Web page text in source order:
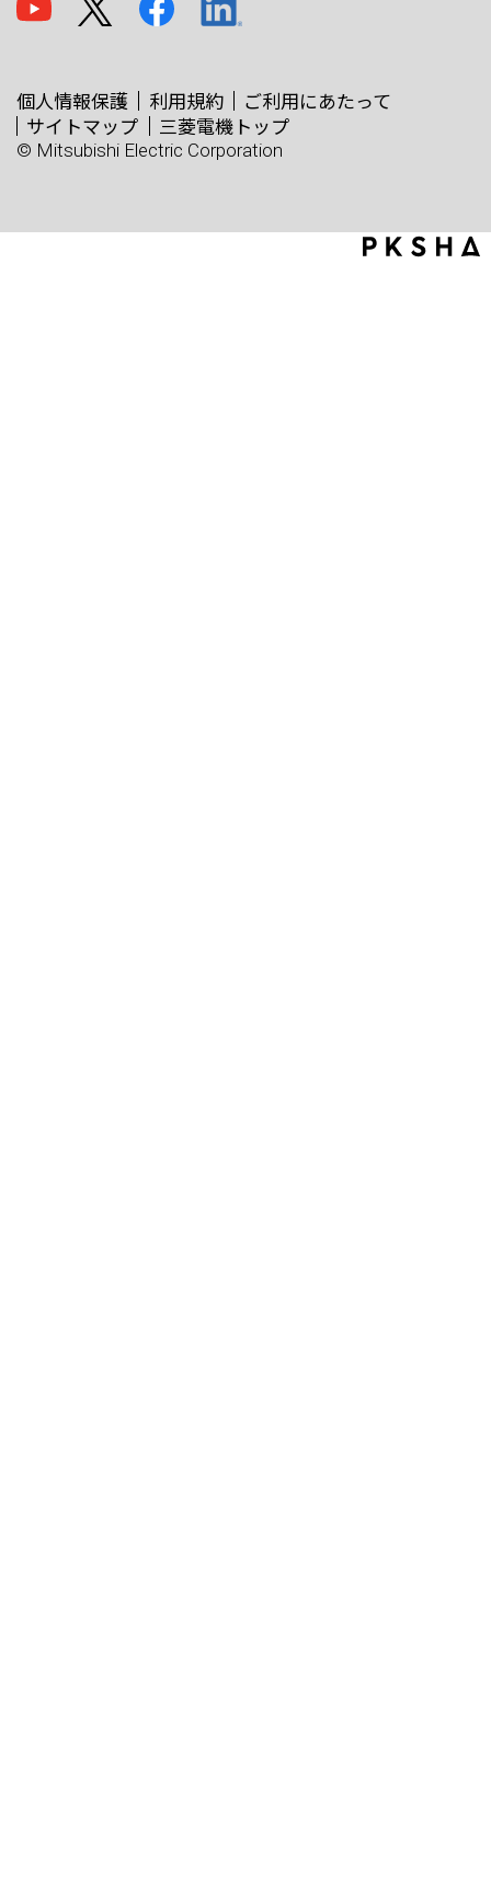
個人情報保護 利用規約
ご利用にあたって
サイトマップ
三菱電機トップ
© Mitsubishi Electric Corporation